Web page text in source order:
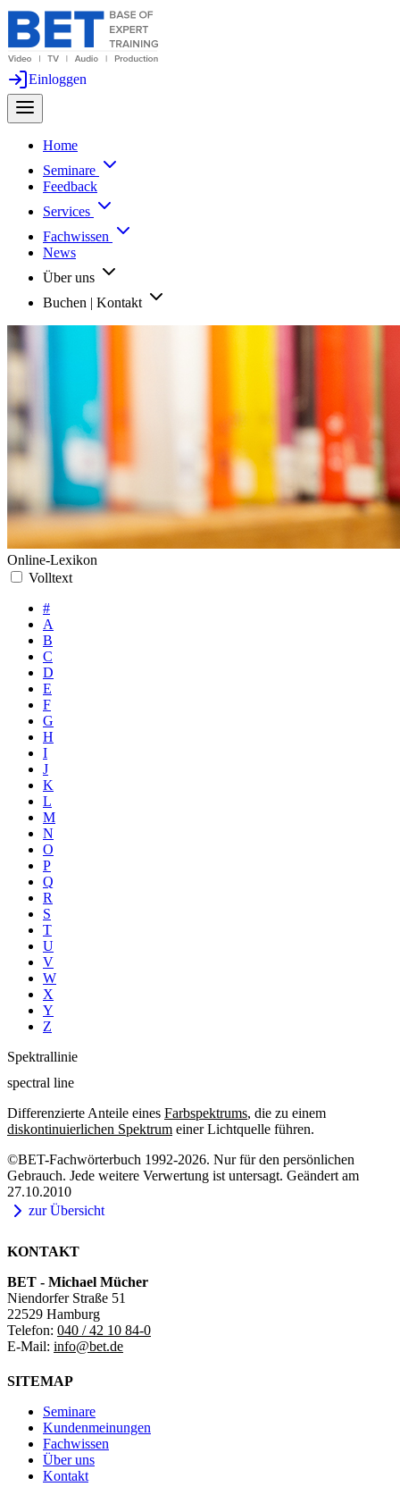
Einloggen
Home
Seminare
Feedback
Services
Fachwissen
News
Über uns
Buchen | Kontakt
Online-Lexikon
Volltext
#
A
B
C
D
E
F
G
H
I
J
K
L
M
N
O
P
Q
R
S
T
U
V
W
X
Y
Z
Spektrallinie
spectral line
Differenzierte Anteile eines Farbspektrums, die zu einem
diskontinuierlichen Spektrum einer Lichtquelle führen.
©BET-Fachwörterbuch 1992-2026. Nur für den persönlichen
Gebrauch. Jede weitere Verwertung ist untersagt. Geändert am
27.10.2010
zur Übersicht
KONTAKT
BET - Michael Mücher
Niendorfer Straße 51
22529 Hamburg
Telefon: 040 / 42 10 84-0
E-Mail: info@bet.de
SITEMAP
Seminare
Kundenmeinungen
Fachwissen
Über uns
Kontakt